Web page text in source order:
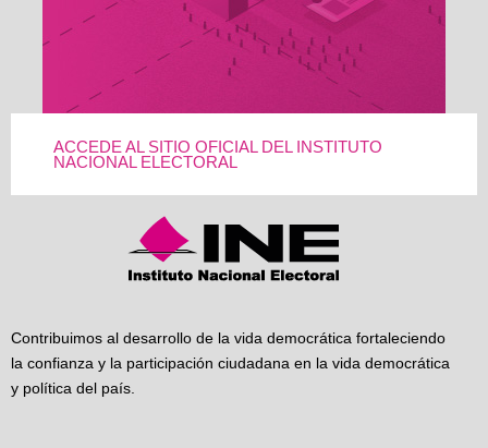
ACCEDE AL SITIO OFICIAL DEL INSTITUTO
NACIONAL ELECTORAL
Contribuimos al desarrollo de la vida democrática fortaleciendo
la confianza y la participación ciudadana en la vida democrática
y política del país.